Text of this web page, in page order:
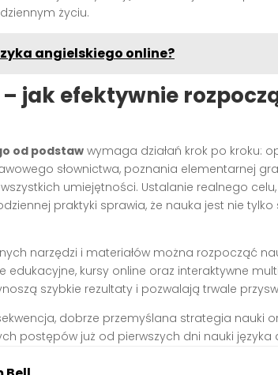
życiu.
angielskiego online?
jak efektywnie
od podstaw wymaga działań krok po kroku:
słownictwa, poznania elementarnej
umiejętności. Ustalanie realnego
praktyki sprawia, że nauka jest nie tylko
narzędzi i materiałów można rozpocząć
edukacyjne, kursy online oraz interaktywne
szybkie rezultaty i pozwalają trwale
dobrze przemyślana strategia nauki
postępów już od pierwszych dni nauki języka